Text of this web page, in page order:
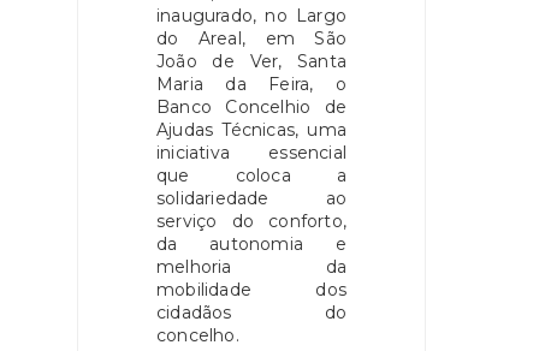
inaugurado, no Largo
do Areal, em São
João de Ver, Santa
Maria da Feira, o
Banco Concelhio de
Ajudas Técnicas, uma
iniciativa essencial
que coloca a
solidariedade ao
serviço do conforto,
da autonomia e
melhoria da
mobilidade dos
cidadãos do
concelho.